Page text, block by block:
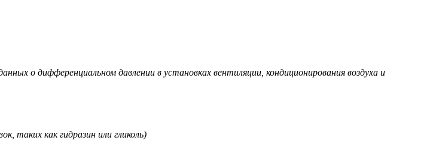
о дифференциальном давлении в установках вентиляции, кондиционирования воздуха и
таких как гидразин или гликоль)